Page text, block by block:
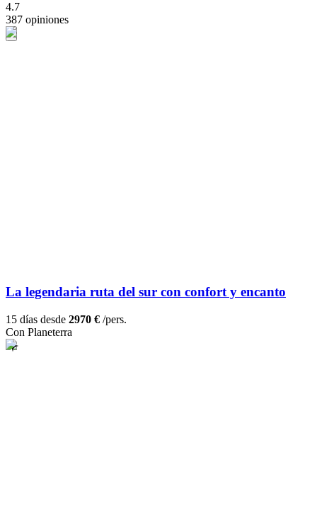
4.7
387 opiniones
La legendaria ruta del sur con confort y encanto
15 días desde 2970 € /pers.
Con Planeterra